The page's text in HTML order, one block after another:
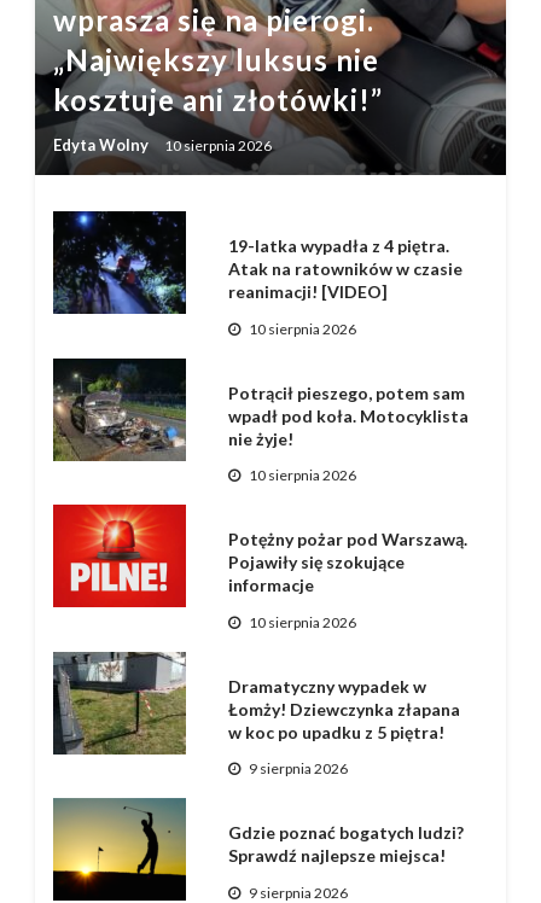
wprasza się na pierogi.
„Największy luksus nie
kosztuje ani złotówki!”
Edyta Wolny 10 sierpnia 2026
19-latka wypadła z 4 piętra.
Atak na ratowników w czasie
reanimacji! [VIDEO]
10 sierpnia 2026
Potrącił pieszego, potem sam
wpadł pod koła. Motocyklista
nie żyje!
10 sierpnia 2026
Potężny pożar pod Warszawą.
Pojawiły się szokujące
informacje
10 sierpnia 2026
Dramatyczny wypadek w
Łomży! Dziewczynka złapana
w koc po upadku z 5 piętra!
9 sierpnia 2026
Gdzie poznać bogatych ludzi?
Sprawdź najlepsze miejsca!
9 sierpnia 2026